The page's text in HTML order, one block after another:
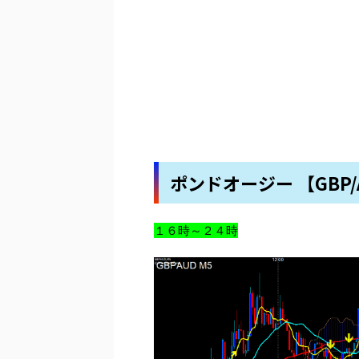
ポンドオージー 【
１６時～２４時